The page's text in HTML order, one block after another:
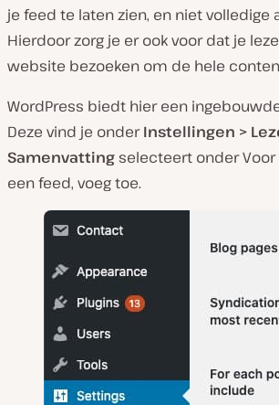
je feed te laten zien, en niet volledige
Hierdoor zorg je er ook voor dat je
website bezoeken om de hele
WordPress biedt hier een
Deze vind je onderInstellingen >
Samenvatting selecteert onder
een feed, voeg toe.